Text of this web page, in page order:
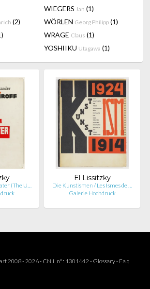
WIEGERS Jan (1)
(2) WÖRLEN Georg Philipp (1)
WRAGE Claus (1)
YOSHIIKU Utagawa (1)
(The U…
El Lissitzky
Die Kunstismen / Les Ismes de …
Galerie Hochdruck
2008 - 2026 - CNIL n° : 1301442 - Glossary- F.a.q